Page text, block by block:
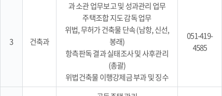
3 건축과
과 소관 업무보고 및 성과관리 업무
주택조합 지도 감독 업무
위법, 무허가 건축물 단속 (남항, 신선,
봉래)
항측판독 결과 실태조사 및 사후관리
(총괄)
위법건축물 이행강제금 부과 및 징수
051-419-
4585